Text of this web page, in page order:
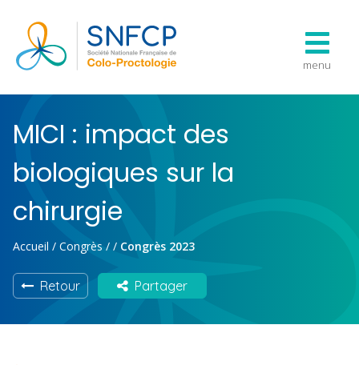
menu
MICI : impact des
biologiques sur la
chirurgie
Accueil / Congrès / / Congrès 2023
Retour Partager